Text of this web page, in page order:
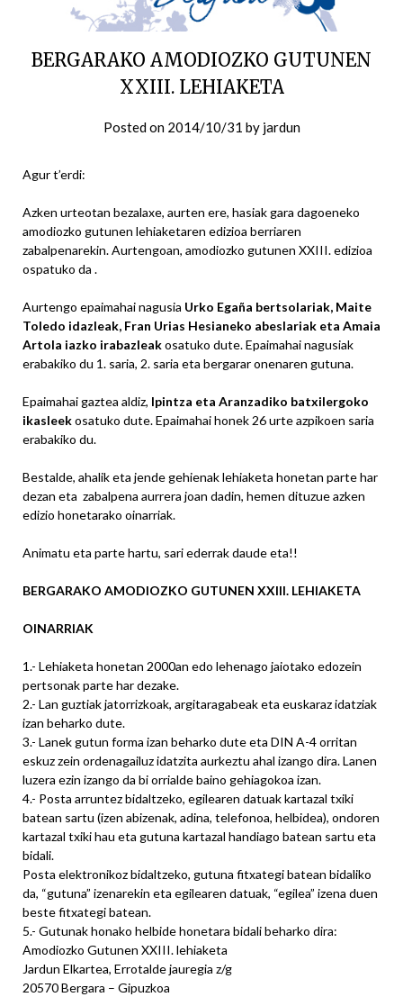
BERGARAKO AMODIOZKO GUTUNEN
XXIII. LEHIAKETA
Posted on 2014/10/31 by jardun
Agur t’erdi:
Azken urteotan bezalaxe, aurten ere, hasiak gara dagoeneko
amodiozko gutunen lehiaketaren edizioa berriaren
zabalpenarekin. Aurtengoan, amodiozko gutunen XXIII. edizioa
ospatuko da .
Aurtengo epaimahai nagusia Urko Egaña bertsolariak, Maite
Toledo idazleak, Fran Urias Hesianeko abeslariak eta Amaia
Artola iazko irabazleakosatuko dute. Epaimahai nagusiak
erabakiko du 1. saria, 2. saria eta bergarar onenaren gutuna.
Epaimahai gaztea aldiz, Ipintza eta Aranzadiko batxilergoko
ikasleekosatuko dute. Epaimahai honek 26 urte azpikoen saria
erabakiko du.
Bestalde, ahalik eta jende gehienak lehiaketa honetan parte har
dezan eta zabalpena aurrera joan dadin, hemen dituzue azken
edizio honetarako oinarriak.
Animatu eta parte hartu, sari ederrak daude eta!!
BERGARAKO AMODIOZKO GUTUNEN XXIII. LEHIAKETA
OINARRIAK
1.- Lehiaketa honetan 2000an edo lehenago jaiotako edozein
pertsonak parte har dezake.
2.- Lan guztiak jatorrizkoak, argitaragabeak eta euskaraz idatziak
izan beharko dute.
3.- Lanek gutun forma izan beharko dute eta DIN A-4 orritan
eskuz zein ordenagailuz idatzita aurkeztu ahal izango dira. Lanen
luzera ezin izango da bi orrialde baino gehiagokoa izan.
4.- Posta arruntez bidaltzeko, egilearen datuak kartazal txiki
batean sartu (izen abizenak, adina, telefonoa, helbidea), ondoren
kartazal txiki hau eta gutuna kartazal handiago batean sartu eta
bidali.
Posta elektronikoz bidaltzeko, gutuna fitxategi batean bidaliko
da, “gutuna” izenarekin eta egilearen datuak, “egilea” izena duen
beste fitxategi batean.
5.- Gutunak honako helbide honetara bidali beharko dira:
Amodiozko Gutunen XXIII. lehiaketa
Jardun Elkartea, Errotalde jauregia z/g
20570 Bergara – Gipuzkoa